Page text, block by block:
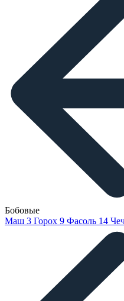
Бобовые
Маш 3 Горох 9 Фасоль 14